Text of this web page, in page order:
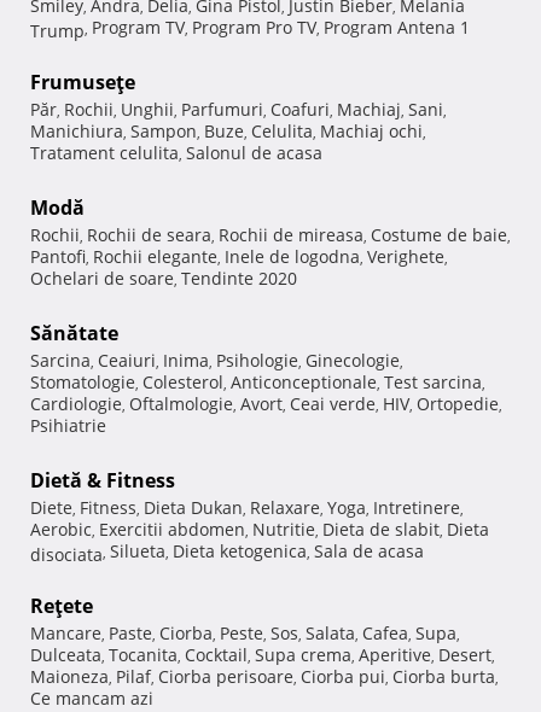
Smiley, Andra, Delia, Gina Pistol, Justin Bieber, Melania
Trump, Program TV, Program Pro TV, Program Antena 1
Frumuseţe
Păr, Rochii, Unghii, Parfumuri, Coafuri, Machiaj, Sani,
Manichiura, Sampon, Buze, Celulita, Machiaj ochi,
Tratament celulita, Salonul de acasa
Modă
Rochii, Rochii de seara, Rochii de mireasa, Costume de baie,
Pantofi, Rochii elegante, Inele de logodna, Verighete,
Ochelari de soare, Tendinte 2020
Sănătate
Sarcina, Ceaiuri, Inima, Psihologie, Ginecologie,
Stomatologie, Colesterol, Anticonceptionale, Test sarcina,
Cardiologie, Oftalmologie, Avort, Ceai verde, HIV, Ortopedie,
Psihiatrie
Dietă & Fitness
Diete, Fitness, Dieta Dukan, Relaxare, Yoga, Intretinere,
Aerobic, Exercitii abdomen, Nutritie, Dieta de slabit, Dieta
disociata, Silueta, Dieta ketogenica, Sala de acasa
Reţete
Mancare, Paste, Ciorba, Peste, Sos, Salata, Cafea, Supa,
Dulceata, Tocanita, Cocktail, Supa crema, Aperitive, Desert,
Maioneza, Pilaf, Ciorba perisoare, Ciorba pui, Ciorba burta,
Ce mancam azi